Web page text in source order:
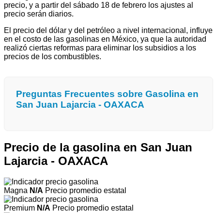
precio, y a partir del sábado 18 de febrero los ajustes al
precio serán diarios.
El precio del dólar y del petróleo a nivel internacional, influye
en el costo de las gasolinas en México, ya que la autoridad
realizó ciertas reformas para eliminar los subsidios a los
precios de los combustibles.
Preguntas Frecuentes sobre Gasolina en
San Juan Lajarcia - OAXACA
Precio de la gasolina en San Juan
Lajarcia - OAXACA
Magna N/A Precio promedio estatal
Premium N/A Precio promedio estatal